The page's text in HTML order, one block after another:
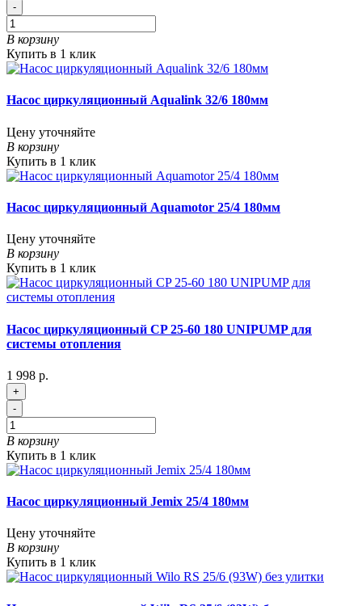
-
В корзину
Купить в 1 клик
Насос циркуляционный Aqualink 32/6 180мм
Цену уточняйте
В корзину
Купить в 1 клик
Насос циркуляционный Aquamotor 25/4 180мм
Цену уточняйте
В корзину
Купить в 1 клик
Насос циркуляционный CP 25-60 180 UNIPUMP для
системы отопления
1 998 р.
+
-
В корзину
Купить в 1 клик
Насос циркуляционный Jemix 25/4 180мм
Цену уточняйте
В корзину
Купить в 1 клик